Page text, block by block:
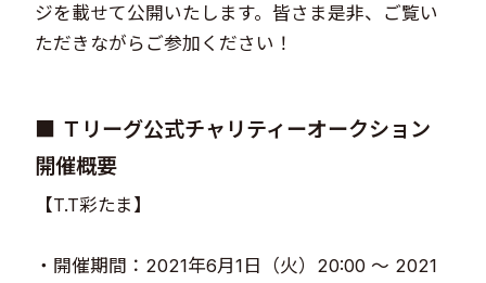
ジを載せて公開いたします。皆さま是非、ご覧い
ただきながらご参加ください！​
■ Ｔリーグ公式チャリティーオークション
開催概要
【T.T彩たま】​
・開催期間：2021年6月1日（火）20:00 ～ 2021